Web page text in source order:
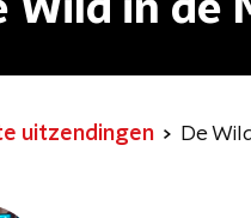
Wild in de
uitzendingen De